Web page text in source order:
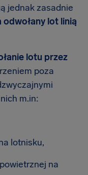
jednak zasadnie
lot linią
lotu przez
poza
m.in:
lotnisku,
na